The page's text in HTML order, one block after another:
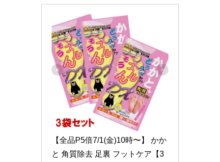
【全品P5倍7/1(金)10時〜】 かか
と 角質除去 足裏 フットケア【3